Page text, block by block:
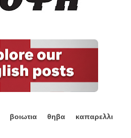
βοιωτια θηβα
καπαρελλι